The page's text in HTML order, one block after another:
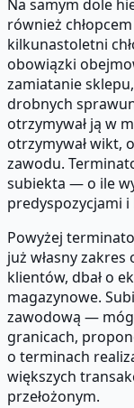
Na samym dole
również
kilkunastoletni
obowiązki
zamiatanie
drobnych
otrzymywał ją w
otrzymywał wikt,
zawodu.
subiekta — o ile
predyspozycjami i
Powyżej
już własny zakres
klientów, dbał o
magazynowe.
zawodową —
granicach,
o terminach
większych
przełożonym.